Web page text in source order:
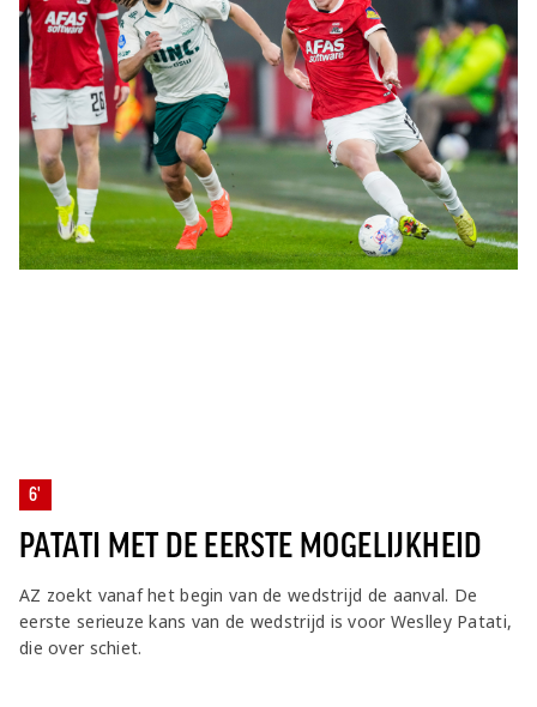
6'
PATATI MET DE EERSTE MOGELIJKHEID
AZ zoekt vanaf het begin van de wedstrijd de aanval. De
eerste serieuze kans van de wedstrijd is voor Weslley Patati,
die over schiet.